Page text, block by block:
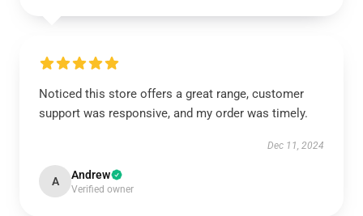
Noticed this store offers a great range, customer
support was responsive, and my order was timely.
Dec 11, 2024
A Andrew
Verified owner